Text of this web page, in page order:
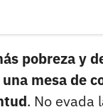
pobreza y
mesa de
. No evada